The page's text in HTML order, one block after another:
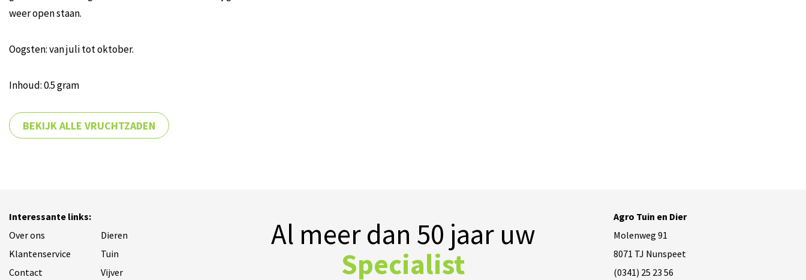
weer open staan.
Oogsten: van juli tot oktober.
Inhoud: 0.5 gram
BEKIJK ALLE VRUCHTZADEN
Al meer dan 50 jaar uw
Specialist
Agro Tuin en Dier
Molenweg 91
8071 TJ Nunspeet
(0341) 25 23 56
Interessante links:
Over ons
Dieren
Klantenservice
Tuin
Contact
Vijver